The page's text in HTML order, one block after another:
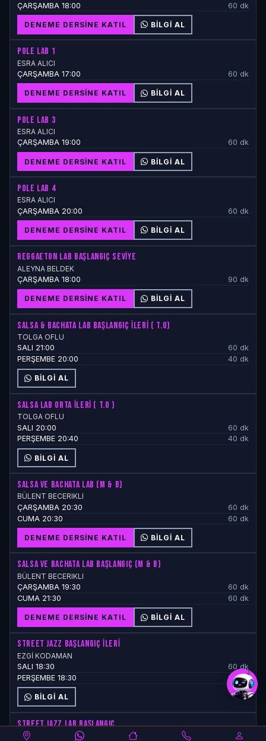
ÇARŞAMBA 18:00
60 dk
DENEME DERSINE KATIL BILGI AL
POLE LAB 1
ESRA ALICI
ÇARŞAMBA 17:00
60 dk
DENEME DERSINE KATIL BILGI AL
POLE LAB 3
ESRA ALICI
ÇARŞAMBA 19:00
60 dk
DENEME DERSINE KATIL BILGI AL
POLE LAB 4
ESRA ALICI
ÇARŞAMBA 20:00
60 dk
DENEME DERSINE KATIL BILGI AL
REGGAETON LAB BAŞLANGIÇ SEVİYE
ALEYNA BELDEK
ÇARŞAMBA 18:00
90 dk
DENEME DERSINE KATIL BILGI AL
SALSA & BACHATA LAB BAŞLANGIÇ İLERİ ( T.O)
TOLGA OFLU
SALI 21:00
60 dk
PERŞEMBE 20:00
40 dk
BILGI AL
SALSA LAB ORTA İLERİ ( T.O )
TOLGA OFLU
SALI 20:00
60 dk
PERŞEMBE 20:40
40 dk
BILGI AL
SALSA VE BACHATA LAB (M & B)
BÜLENT BECERIKLI
ÇARŞAMBA 20:30
60 dk
CUMA 20:30
60 dk
DENEME DERSINE KATIL BILGI AL
SALSA VE BACHATA LAB BAŞLANGIÇ (M & B)
BÜLENT BECERIKLI
ÇARŞAMBA 19:30
60 dk
CUMA 21:30
60 dk
DENEME DERSINE KATIL BILGI AL
STREET JAZZ BAŞLANGIÇ İLERİ
EZGİ KODAMAN
SALI 18:30
60 dk
PERŞEMBE 18:30
90 dk
BILGI AL
STREET JAZZ LAB BAŞLANGIÇ
EZGİ KODAMAN
StepAi
DANCE LAB Rehberi